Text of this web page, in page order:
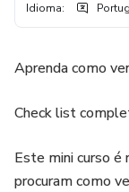
Idioma:
Aprenda como
Check list
Este mini curso é
procuram como